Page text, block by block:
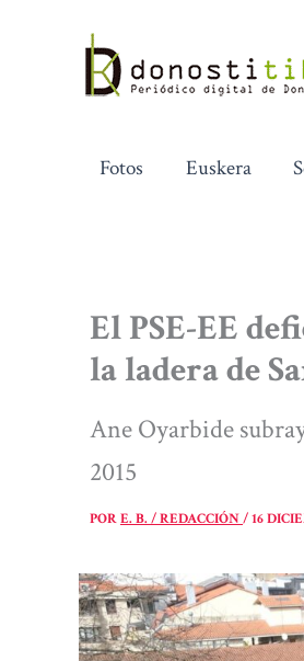
contenido
Fotos Euskera
El PSE-EE
la ladera de
Ane Oyarbide
2015
PORE. B. / REDACCIÓN/16